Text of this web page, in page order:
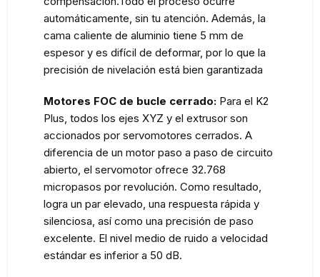
automáticamente, sin tu atención. Además, la
cama caliente de aluminio tiene 5 mm de
espesor y es difícil de deformar, por lo que la
precisión de nivelación está bien garantizada
Motores FOC de bucle cerrado: Para el K2
Plus, todos los ejes XYZ y el extrusor son
accionados por servomotores cerrados. A
diferencia de un motor paso a paso de circuito
abierto, el servomotor ofrece 32.768
micropasos por revolución. Como resultado,
logra un par elevado, una respuesta rápida y
silenciosa, así como una precisión de paso
excelente. El nivel medio de ruido a velocidad
estándar es inferior a 50 dB.